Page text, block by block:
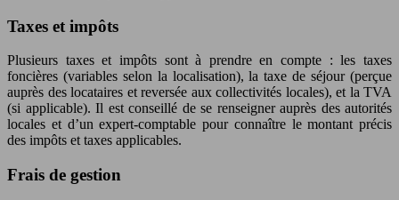
Taxes et impôts
Plusieurs taxes et impôts sont à prendre en compte : les taxes
foncières (variables selon la localisation), la taxe de séjour (perçue
auprès des locataires et reversée aux collectivités locales), et la TVA
(si applicable). Il est conseillé de se renseigner auprès des autorités
locales et d’un expert-comptable pour connaître le montant précis
des impôts et taxes applicables.
Frais de gestion